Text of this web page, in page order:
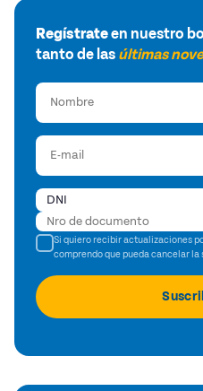
Regístrateen nuestro
tanto de las últimas
Si quiero recibir actualizaciones
comprendo que pueda cancelar